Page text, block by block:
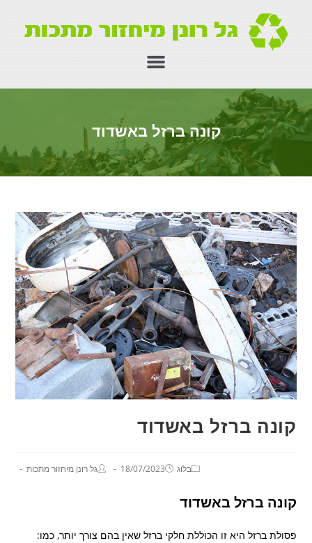
קונה ברזל באשדוד
קונה ברזל באשדוד
גל רונן מיחזור מתכות 18/07/2023 בלוג
קונה ברזל באשדוד
פסולת ברזל היא זו הכוללת חלקי ברזל שאין בהם צורך יותר, כמו: